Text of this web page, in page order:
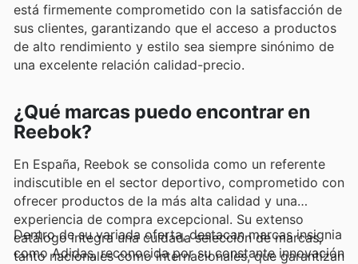
está firmemente comprometido con la satisfacción de
sus clientes, garantizando que el acceso a productos
de alto rendimiento y estilo sea siempre sinónimo de
una excelente relación calidad-precio.
¿Qué marcas puedo encontrar en
Reebok?
En España, Reebok se consolida como un referente
indiscutible en el sector deportivo, comprometido con
ofrecer productos de la más alta calidad y una
experiencia de compra excepcional. Su extenso
catálogo integra una cuidada selección de marcas,
tanto nacionales como internacionales, que garantizan
Dentro de su variada oferta, destacan marcas insignia
como Adidas, reconocida por su constante innovación